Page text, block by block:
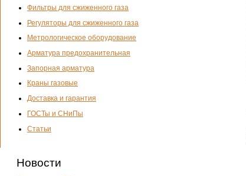
Фильтры для сжиженного газа
Регуляторы для сжиженного газа
Метрологическое оборудование
Арматура предохранительная
Запорная арматура
Краны газовые
Доставка и гарантия
ГОСТы и СНиПы
Статьи
Новости